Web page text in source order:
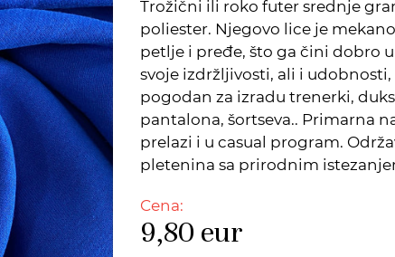
Trožični ili roko futer srednje
poliester. Njegovo lice je
petlje i pređe, što ga čini dobro
svoje izdržljivosti, ali i
pogodan za izradu trenerki,
pantalona, šortseva.. Primarna
prelazi i u casual program.
pletenina sa prirodnim
Cena:
9,80 eur